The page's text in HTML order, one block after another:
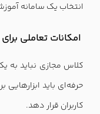
انتخاب یک سامانه
امکانات تعاملی
کلاس مجازی نباید به
حرفه‌ای باید
کاربران قرار دهد.